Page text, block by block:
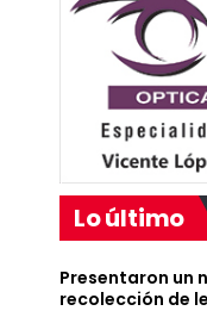
Lo último
Presentaron un
recolección de